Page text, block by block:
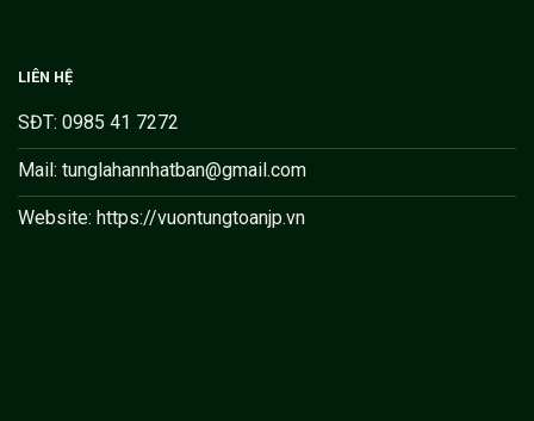
LIÊN HỆ
SĐT: 0985 41 7272
Mail: tunglahannhatban@gmail.com
Website: https://vuontungtoanjp.vn